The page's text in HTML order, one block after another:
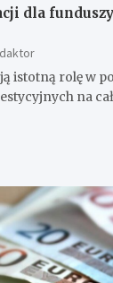
dla
istotną rolę w
na